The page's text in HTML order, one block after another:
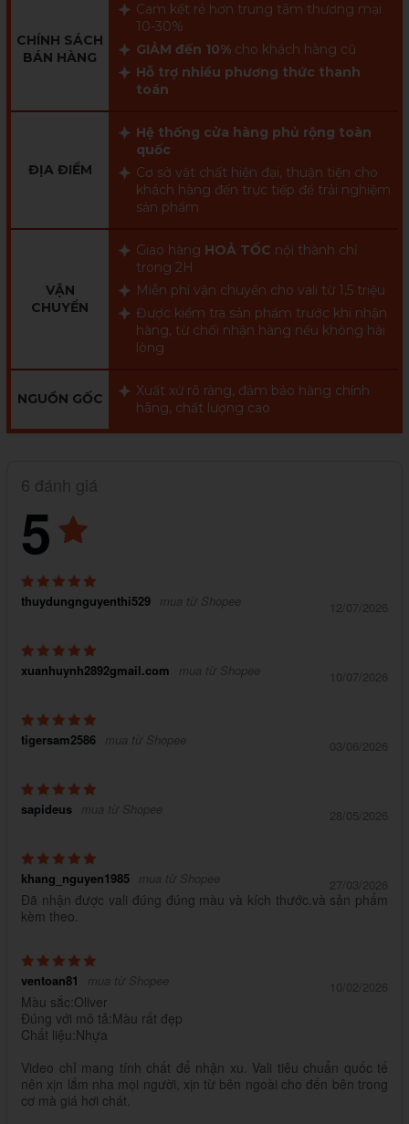
CHÍNH SÁCH
BÁN HÀNG
Cam kết rẻ hơn trung tâm thương mại
10-30%
GIẢM đến 10% cho khách hàng cũ
Hỗ trợ nhiều phương thức thanh
toán
ĐỊA ĐIỂM
Hệ thống cửa hàng phủ rộng toàn
quốc
Cơ sở vật chất hiện đại, thuận tiện cho
khách hàng đến trực tiếp để trải nghiệm
sản phẩm
VẬN
CHUYỂN
Giao hàng HOẢ TỐC nội thành chỉ
trong 2H
Miễn phí vận chuyển cho vali từ 1,5 triệu
Được kiểm tra sản phẩm trước khi nhận
hàng, từ chối nhận hàng nếu không hài
lòng
NGUỒN GỐC
Xuất xứ rõ ràng, đảm bảo hàng chính
hãng, chất lượng cao
6 đánh giá
5
thuydungnguyenthi529 mua từ Shopee 12/07/2026
xuanhuynh2892gmail.com mua từ Shopee 10/07/2026
tigersam2586 mua từ Shopee 03/06/2026
sapideus mua từ Shopee 28/05/2026
khang_nguyen1985 mua từ Shopee 27/03/2026
Đã nhận được vali đúng đúng màu và kích thước.và sản phẩm
kèm theo.
ventoan81 mua từ Shopee 10/02/2026
Màu sắc:Oliver
Đúng với mô tả:Màu rất đẹp
Chất liệu:Nhựa
Video chỉ mang tính chất để nhận xu. Vali tiêu chuẩn quốc tế
nên xịn lắm nha mọi người, xịn từ bên ngoài cho đến bên trong
cơ mà giá hơi chát.